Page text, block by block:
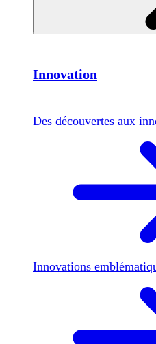
Innovation
Des découvertes aux
Innovations